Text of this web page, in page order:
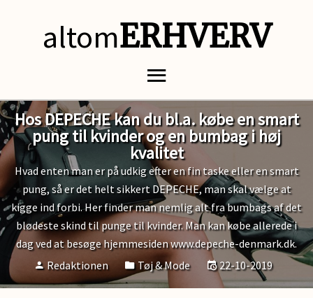
altomERHVERV
Hos DEPECHE kan du bl.a. købe en smart
pung til kvinder og en bumbag i høj
kvalitet
Hvad enten man er på udkig efter en fin taske eller en smart
pung, så er det helt sikkert DEPECHE, man skal vælge at
kigge ind forbi. Her finder man nemlig alt fra bumbags af det
blødeste skind til punge til kvinder. Man kan købe allerede i
dag ved at besøge hjemmesiden www.depeche-denmark.dk.
Redaktionen
Tøj & Mode 22-10-2019